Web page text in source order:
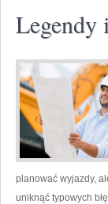
planować wyjazdy,
uniknąć typowych